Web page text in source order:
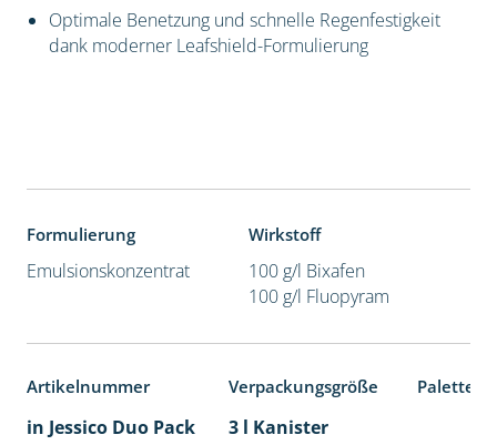
Optimale Benetzung und schnelle Regenfestigkeit
dank moderner Leafshield-Formulierung
Formulierung
Emulsionskonzentrat
Wirkstoff
100 g/l Bixafen
100 g/l Fluopyram
Artikelnummer Verpackungsgröße
in Jessico Duo Pack 3 l Kanister